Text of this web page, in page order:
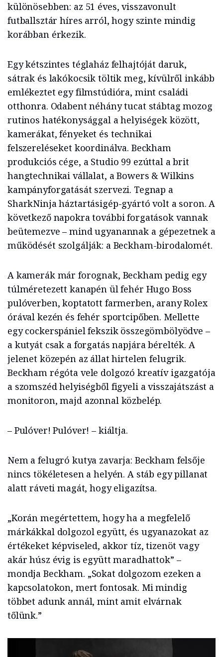
különösebben: az 51 éves, visszavonult
futballsztár híres arról, hogy szinte mindig
korábban érkezik.
Egy kétszintes téglaház felhajtóját daruk,
sátrak és lakókocsik töltik meg, kívülről inkább
emlékeztet egy filmstúdióra, mint családi
otthonra. Odabent néhány tucat stábtag mozog
rutinos hatékonysággal a helyiségek között,
kamerákat, fényeket és technikai
felszereléseket koordinálva. Beckham
produkciós cége, a Studio 99 ezúttal a brit
hangtechnikai vállalat, a Bowers & Wilkins
kampányforgatását szervezi. Tegnap a
SharkNinja háztartásigép-gyártó volt a soron. A
következő napokra további forgatások vannak
beütemezve – mind ugyanannak a gépezetnek a
működését szolgálják: a Beckham-birodalomét.
A kamerák már forognak, Beckham pedig egy
túlméretezett kanapén ül fehér Hugo Boss
pulóverben, koptatott farmerben, arany Rolex
órával kezén és fehér sportcipőben. Mellette
egy cockerspániel fekszik összegömbölyödve –
a kutyát csak a forgatás napjára bérelték. A
jelenet közepén az állat hirtelen felugrik.
Beckham régóta vele dolgozó kreatív igazgatója
a szomszéd helyiségből figyeli a visszajátszást a
monitoron, majd azonnal közbelép.
– Pulóver! Pulóver! – kiáltja.
Nem a felugró kutya zavarja: Beckham felsője
nincs tökéletesen a helyén. A stáb egy pillanat
alatt ráveti magát, hogy eligazítsa.
„Korán megértettem, hogy ha a megfelelő
márkákkal dolgozol együtt, és ugyanazokat az
értékeket képviseled, akkor tíz, tizenöt vagy
akár húsz évig is együtt maradhattok” –
mondja Beckham. „Sokat dolgozom ezeken a
kapcsolatokon, mert fontosak. Mi mindig
többet adunk annál, mint amit elvárnak
tőlünk.”